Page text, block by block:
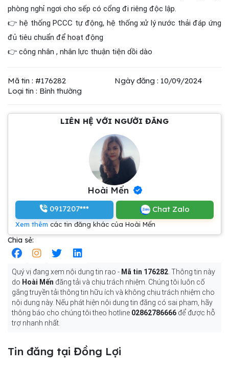
phòng nghỉ ngơi cho sếp có cổng đi riêng độc lập.
👉 hệ thống PCCC tự động, hệ thống xử lý nước thải đáp ứng
đủ tiêu chuẩn để hoạt động
👉 công nhân , nhân lực thuận tiện dồi dào
Mã tin : #176282
Ngày đăng : 10/09/2024
Loại tin : Bình thường
LIÊN HỆ VỚI NGƯỜI ĐĂNG
Hoài Mến
0917207*** Chat Zalo
Xem thêm các tin đăng khác của Hoài Mến
Chia sẻ:
Quý vị đang xem nội dung tin rao - Mã tin 176282 . Thông tin này
do Hoài Mến đăng tải và chịu trách nhiệm. Chúng tôi luôn cố
gắng truyền tải thông tin hữu ích và không chịu trách nhiệm cho
nội dung này. Nếu phát hiện nội dung tin đăng có sai phạm, hãy
thông báo cho chúng tôi theo hotline 02862786666 để được hỗ
trợ nhanh nhất.
Tin đăng tại Đồng Lợi